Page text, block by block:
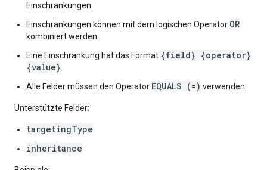
Einschränkungen.
Einschränkungen können mit dem logischen Operator OR
kombiniert werden.
Eine Einschränkung hat das Format {field} {operator}
{value}
Alle Felder müssen den Operator EQUALS (=) verwenden.
Unterstützte Felder:
targetingType
inheritance